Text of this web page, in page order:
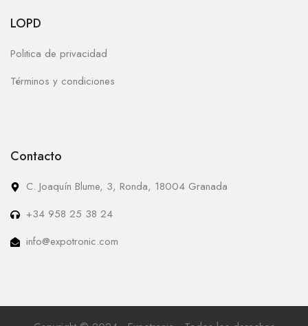
LOPD
Politica de privacidad
Términos y condiciones
Contacto
C. Joaquín Blume, 3, Ronda, 18004 Granada
+34 958 25 38 24
info@expotronic.com